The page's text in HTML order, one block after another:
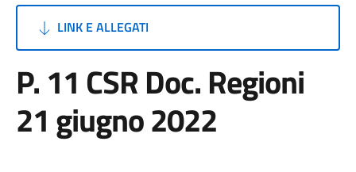
LINK E ALLEGATI
P. 11 CSR Doc. Regioni
21 giugno 2022